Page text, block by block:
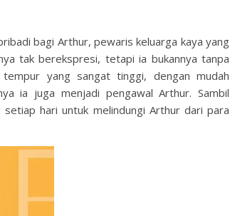
bagi Arthur, pewaris keluarga kaya yang
tak berekspresi, tetapi ia bukannya tanpa
yang sangat tinggi, dengan mudah
ia juga menjadi pengawal Arthur. Sambil
hari untuk melindungi Arthur dari para